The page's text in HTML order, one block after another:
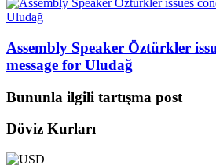
Assembly Speaker Öztürkler
message for Uludağ
Bununla ilgili tartışma post
Döviz Kurları